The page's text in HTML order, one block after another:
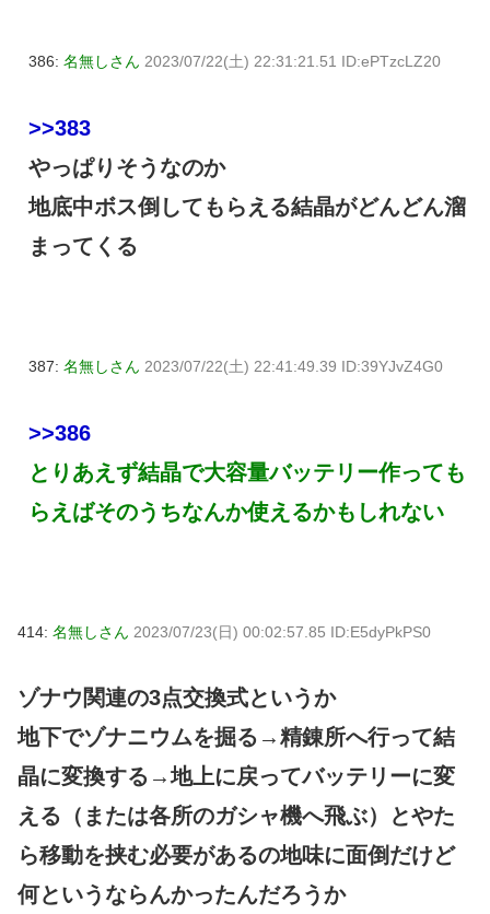
386: 名無しさん 2023/07/22(土) 22:31:21.51 ID:ePTzcLZ20
>>383
やっぱりそうなのか
地底中ボス倒してもらえる結晶がどんどん溜
まってくる
387: 名無しさん 2023/07/22(土) 22:41:49.39 ID:39YJvZ4G0
>>386
とりあえず結晶で大容量バッテリー作っても
らえばそのうちなんか使えるかもしれない
414: 名無しさん 2023/07/23(日) 00:02:57.85 ID:E5dyPkPS0
ゾナウ関連の3点交換式というか
地下でゾナニウムを掘る→精錬所へ行って結
晶に変換する→地上に戻ってバッテリーに変
える（または各所のガシャ機へ飛ぶ）とやた
ら移動を挟む必要があるの地味に面倒だけど
何というならんかったんだろうか